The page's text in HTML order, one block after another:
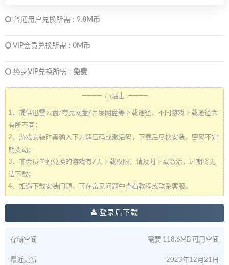
普通用户兑换所需 : 9.8M币
VIP会员兑换所需 : 0M币
终身VIP兑换所需 : 免费
———— 小贴士 ————
1、提供迅雷云盘/夸克网盘/百度网盘等下载途径，不同游戏下载途径会
有所不同；
2、游戏安装时需输入下方解压码或激活码，下载后尽快安装，密码不定
期变动；
3、非会员单独兑换的游戏有7天下载权限，请及时下载激活，过期将无
法下载；
4、如遇下载安装问题，可在常见问题中查看教程或联系客服。
登录后下载
存储空间 需要 118.6MB 可用空间
最近更新 2023年12月21日